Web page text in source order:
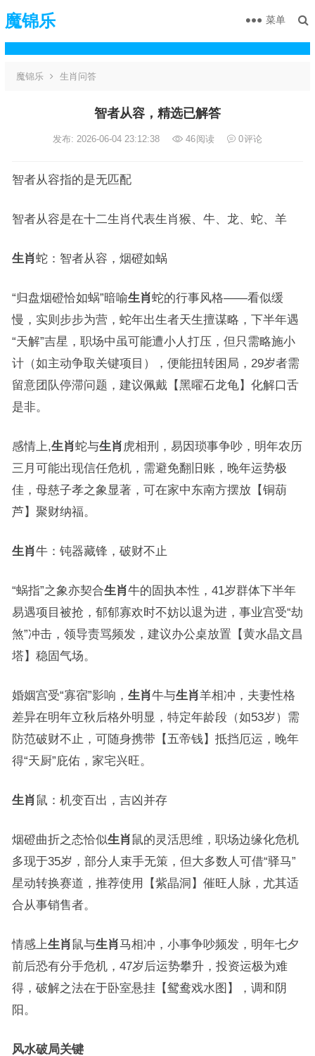
魔锦乐 菜单
魔锦乐 生肖问答
智者从容，精选已解答
发布: 2026-06-04 23:12:38 46阅读 0评论
智者从容指的是无匹配
智者从容是在十二生肖代表生肖猴、牛、龙、蛇、羊
生肖蛇：智者从容，烟磴如蜗
“归盘烟磴恰如蜗”暗喻生肖蛇的行事风格——看似缓
慢，实则步步为营，蛇年出生者天生擅谋略，下半年遇
“天解”吉星，职场中虽可能遭小人打压，但只需略施小
计（如主动争取关键项目），便能扭转困局，29岁者需
留意团队停滞问题，建议佩戴【黑曜石龙龟】化解口舌
是非。
感情上,生肖蛇与生肖 虎相刑，易因琐事争吵，明年农历
三月可能出现信任危机，需避免翻旧账，晚年运势极
佳，母慈子孝之象显著，可在家中东南方摆放【铜葫
芦】聚财纳福。
生肖牛：钝器藏锋，破财不止
“蜗指”之象亦契合生肖牛的固执本性，41岁群体下半年
易遇项目被抢，郁郁寡欢时不妨以退为进，事业宫受“劫
煞”冲击，领导责骂频发，建议办公桌放置【黄水晶文昌
塔】稳固气场。
婚姻宫受“寡宿”影响， 生肖牛与生肖羊相冲，夫妻性格
差异在明年立秋后格外明显，特定年龄段（如53岁）需
防范破财不止，可随身携带【五帝钱】抵挡厄运，晚年
得“天厨”庇佑，家宅兴旺。
生肖鼠：机变百出，吉凶并存
烟磴曲折之态恰似生肖鼠的灵活思维，职场边缘化危机
多现于35岁，部分人束手无策，但大多数人可借“驿马”
星动转换赛道，推荐使用【紫晶洞】催旺人脉，尤其适
合从事销售者。
情感上生肖鼠与生肖马相冲，小事争吵频发，明年七夕
前后恐有分手危机，47岁后运势攀升，投资运极为难
得，破解之法在于卧室悬挂【鸳鸯戏水图】，调和阴
阳。
风水破局关键